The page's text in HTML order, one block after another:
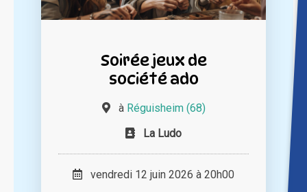
Soirée jeux de
société ado
à Réguisheim (68)
La Ludo
vendredi 12 juin 2026 à 20h00